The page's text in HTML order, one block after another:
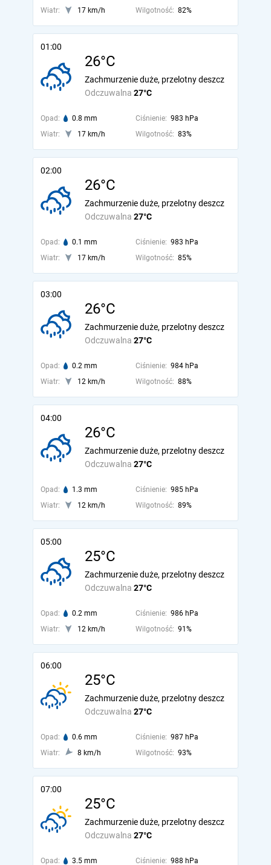
Wiatr:
17 km/h Wilgotność: 82%
01:00
26°C
Odczuwalna 27°C
Zachmurzenie duże, przelotny deszcz
Opad: 0.8 mm Ciśnienie: 983 hPa
Wiatr:
17 km/h Wilgotność: 83%
02:00
26°C
Odczuwalna 27°C
Zachmurzenie duże, przelotny deszcz
Opad: 0.1 mm Ciśnienie: 983 hPa
Wiatr:
17 km/h Wilgotność: 85%
03:00
26°C
Odczuwalna 27°C
Zachmurzenie duże, przelotny deszcz
Opad: 0.2 mm Ciśnienie: 984 hPa
Wiatr:
12 km/h Wilgotność: 88%
04:00
26°C
Odczuwalna 27°C
Zachmurzenie duże, przelotny deszcz
Opad: 1.3 mm Ciśnienie: 985 hPa
Wiatr:
12 km/h Wilgotność: 89%
05:00
25°C
Odczuwalna 27°C
Zachmurzenie duże, przelotny deszcz
Opad: 0.2 mm Ciśnienie: 986 hPa
Wiatr:
12 km/h Wilgotność: 91%
06:00
25°C
Odczuwalna 27°C
Zachmurzenie duże, przelotny deszcz
Opad: 0.6 mm Ciśnienie: 987 hPa
Wiatr:
8 km/h Wilgotność: 93%
07:00
25°C
Odczuwalna 27°C
Zachmurzenie duże, przelotny deszcz
Opad: 3.5 mm Ciśnienie: 988 hPa